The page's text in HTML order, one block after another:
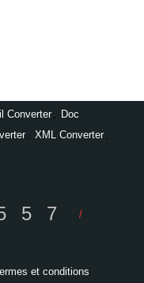
Converter
Doc
XML Converter
/
et conditions